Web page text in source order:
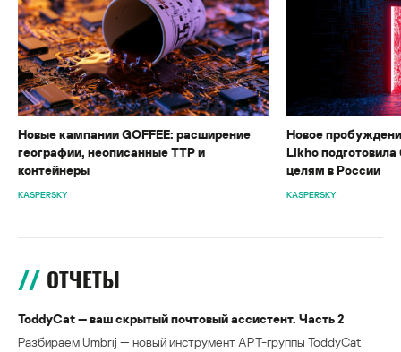
Новые кампании GOFFEE: расширение
географии, неописанные TTP и
контейнеры
KASPERSKY
Новое
Likho
целям в России
KASPERSKY
ОТЧЕТЫ
ToddyCat — ваш скрытый почтовый ассистент. Часть 2
Разбираем Umbrij — новый инструмент APT-группы ToddyCat